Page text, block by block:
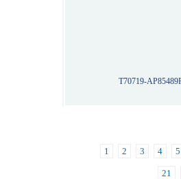
T70719-
1 2 3 4 5
21